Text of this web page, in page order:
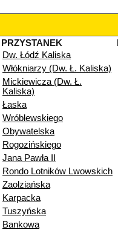
PRZYSTANEK
Dw. Łódź Kaliska
Włókniarzy (Dw. Ł. Kaliska)
Mickiewicza (Dw. Ł.
Kaliska)
Łaska
Wróblewskiego
Obywatelska
Rogozińskiego
Jana Pawła II
Rondo Lotników Lwowskich
Zaolziańska
Karpacka
Tuszyńska
Bankowa